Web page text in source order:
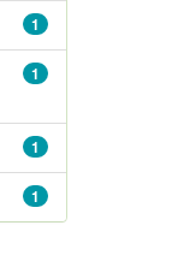
1
1
1
1